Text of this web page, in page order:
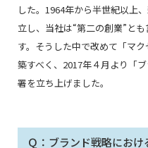
した。1964年から半世紀以上
立し、当社は“第二の創業”と
す。そうした中で改めて「マ
築すべく、2017年４月より「
署を立ち上げました。
Ｑ：ブランド戦略にお